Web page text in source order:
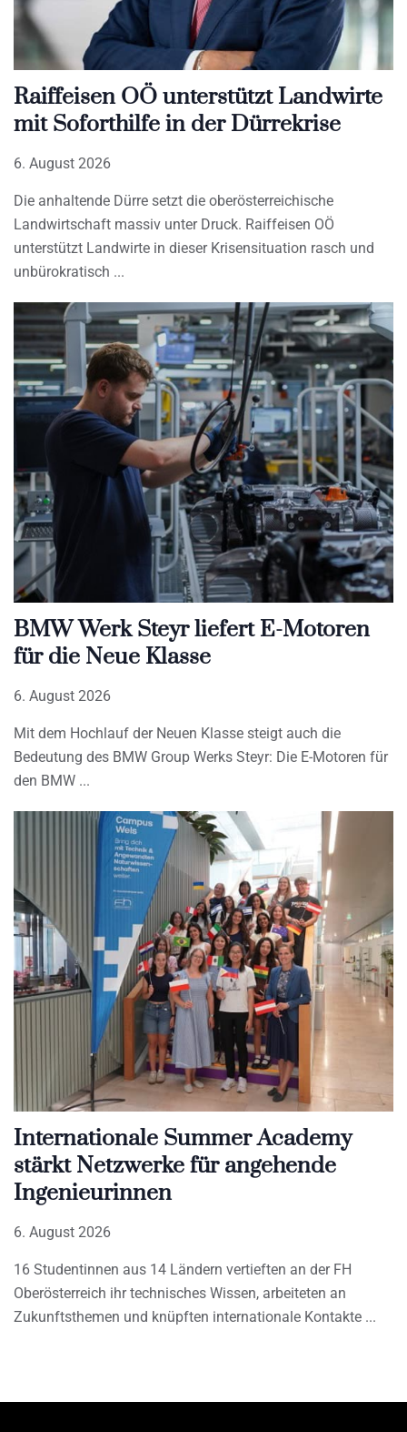
Raiffeisen OÖ unterstützt Landwirte
mit Soforthilfe in der Dürrekrise
6. August 2026
Die anhaltende Dürre setzt die oberösterreichische
Landwirtschaft massiv unter Druck. Raiffeisen OÖ
unterstützt Landwirte in dieser Krisensituation rasch und
unbürokratisch
BMW Werk Steyr liefert E-Motoren
für die Neue Klasse
6. August 2026
Mit dem Hochlauf der Neuen Klasse steigt auch die
Bedeutung des BMW Group Werks Steyr: Die E-Motoren für
den BMW
Internationale Summer Academy
stärkt Netzwerke für angehende
Ingenieurinnen
6. August 2026
16 Studentinnen aus 14 Ländern vertieften an der FH
Oberösterreich ihr technisches Wissen, arbeiteten an
Zukunftsthemen und knüpften internationale Kontakte